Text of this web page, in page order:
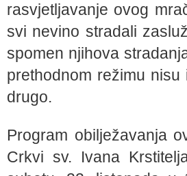
rasvjetljavanje ovog
svi nevino stradali
spomen njihova
prethodnom režimu
drugo.
Program obilježavanja
Crkvi sv. Ivana